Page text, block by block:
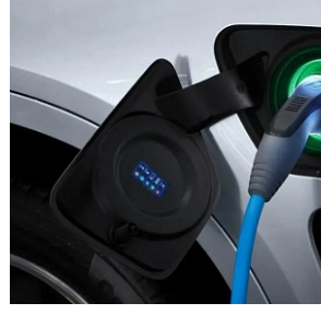
执掌密苏里植物园近四十年 致力推动全
合作 Peter Raven 博士逝世 享年89岁
一晃三十年，初夏又相逢。中华日，等
园“中华日三十周年特别报道（五）
筝声与琴韵交汇：刘励(Li Statler)与钢琴
与钢琴的精彩对话